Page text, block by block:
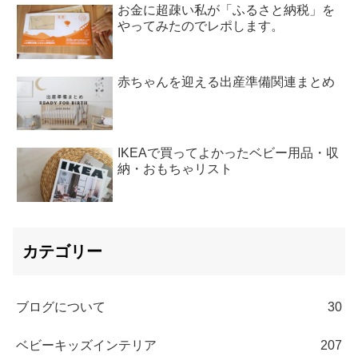
お金に超疎い私が「ふるさと納税」を
やってみたのでレポします。
赤ちゃんを迎える出産準備関連まとめ
IKEAで買ってよかったベビー用品・収
納・おもちゃリスト
カテゴリー
ブログについて 30
ベビーキッズインテリア 207